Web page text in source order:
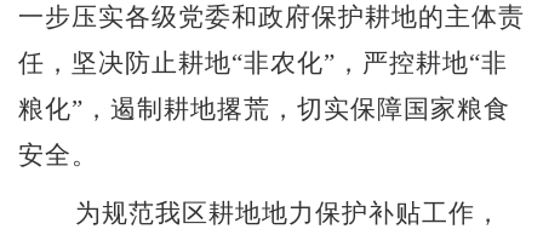
一步压实各级党委和政府保护耕地的主体责
任，坚决防止耕地“非农化” ，严控耕地“非
粮化” ，遏制耕地撂荒，切实保障国家粮食
安全。
为规范我区耕地地力保护补贴工作，